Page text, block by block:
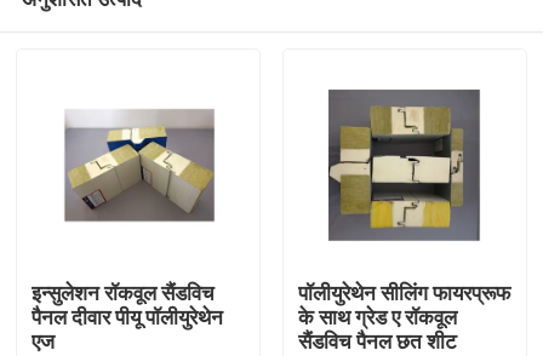
घर
इन्सुलेशन रॉकवूल सैंडविच
पैनल दीवार पीयू पॉलीयुरेथेन
एज
पॉलीयुरेथेन सीलिंग फायरप्रूफ
के साथ ग्रेड ए रॉकवूल
सैंडविच पैनल छत शीट